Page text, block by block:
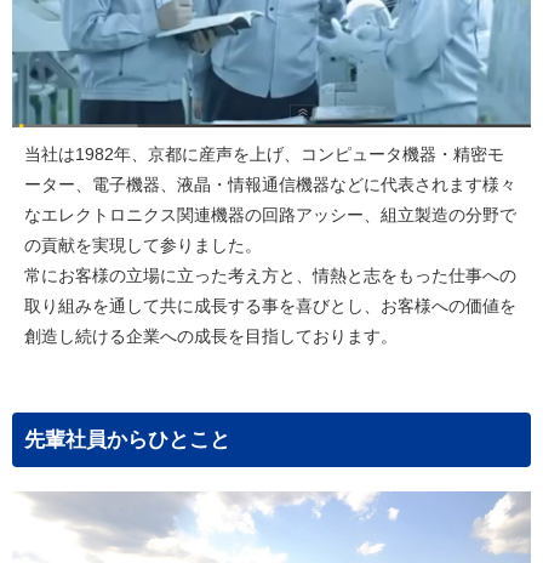
当社は1982年、京都に産声を上げ、コンピュータ機器・精密モ
ーター、電子機器、液晶・情報通信機器などに代表されます様々
なエレクトロニクス関連機器の回路アッシー、組立製造の分野で
の貢献を実現して参りました。
常にお客様の立場に立った考え方と、情熱と志をもった仕事への
取り組みを通して共に成長する事を喜びとし、お客様への価値を
創造し続ける企業への成長を目指しております。
先輩社員からひとこと